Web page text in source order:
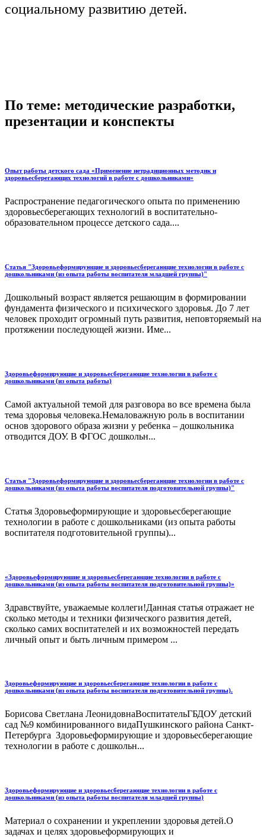
социальному развитию детей.
По теме: методические разработки,
презентации и конспекты
Опыт работы детского сада «Применение нетрадиционных методик и
здоровьесберегающих технологий в работе с дошкольниками»
Распространение педагогического опыта по применению
здоровьесберегающих технологий в воспитательно-
образовательном процессе детского сада....
Статья "Здоровьеформирующие и здоровьесберегающие технологии в работе с
дошкольниками (из опыта работы воспитателя младшей группы)"
Дошкольный возраст является решающим в формировании
фундамента физического и психического здоровья. До 7 лет
человек проходит огромный путь развития, неповторяемый на
протяжении последующей жизни. Име...
Здоровьеформирующие и здоровьесберегающие технологии в работе с
дошкольниками (из опыта работы)
Самой актуальной темой для разговора во все времена была
тема здоровья человека.Немаловажную роль в воспитании
основ здорового образа жизни у ребенка – дошкольника
отводится ДОУ. В ФГОС дошкольн...
Статья "Здоровьеформирующие и здоровьесберегающие технологии в работе с
дошкольниками (из опыта работы воспитателя подготовительной группы)"
Статья Здоровьеформирующие и здоровьесберегающие
технологии в работе с дошкольниками (из опыта работы
воспитателя подготовительной группы)...
«Здоровьеформируюшие и здоровьесберегающие технологии в работе с
дошкольниками (из опыта работы воспитателя подготовительной группы)»
Здравствуйте, уважаемые коллеги!Данная статья отражает не
сколько методы и техники физического развития детей,
сколько самих воспитателей и их возможностей передать
личный опыт и быть личным примером ...
Здоровьеформирующие и здоровьесберегающие технологии в работе с
дошкольниками (из опыта работы воспитателя подготовительной группы).
Борисова Светлана ЛеонидовнаВоспитательГБДОУ детский
сад №9 комбинированного видаПушкинского района Санкт-
Петербурга Здоровьеформирующие и здоровьесберегающие
технологии в работе с дошкольн...
Здоровьеформирующие и здоровьесберегающие технологии в работе с
дошкольниками (из опыта работы воспитателя младшей группы)
Материал о сохранении и укреплении здоровья детей.О
задачах и целях здоровьеформирующих и